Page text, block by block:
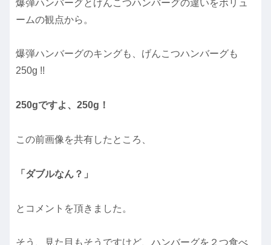
爆弾ハンバーグとげんこつハンバーグの違いをボリュ
ームの観点から。
爆弾ハンバーグのキングも、げんこつハンバーグも
250g !!
250gですよ、250g！
この前画像を共有したところ、
「ダブルなん？」
とコメントを頂きました。
そう、見た目もそうですけど、ハンバーグを２つ食べ